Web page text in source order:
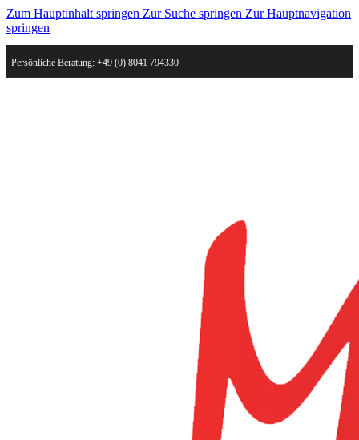
Zum Hauptinhalt springen Zur Suche springen Zur Hauptnavigation
springen
Persönliche Beratung: +49 (0) 8041 794330